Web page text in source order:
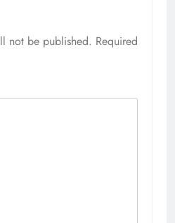
not be published. Required